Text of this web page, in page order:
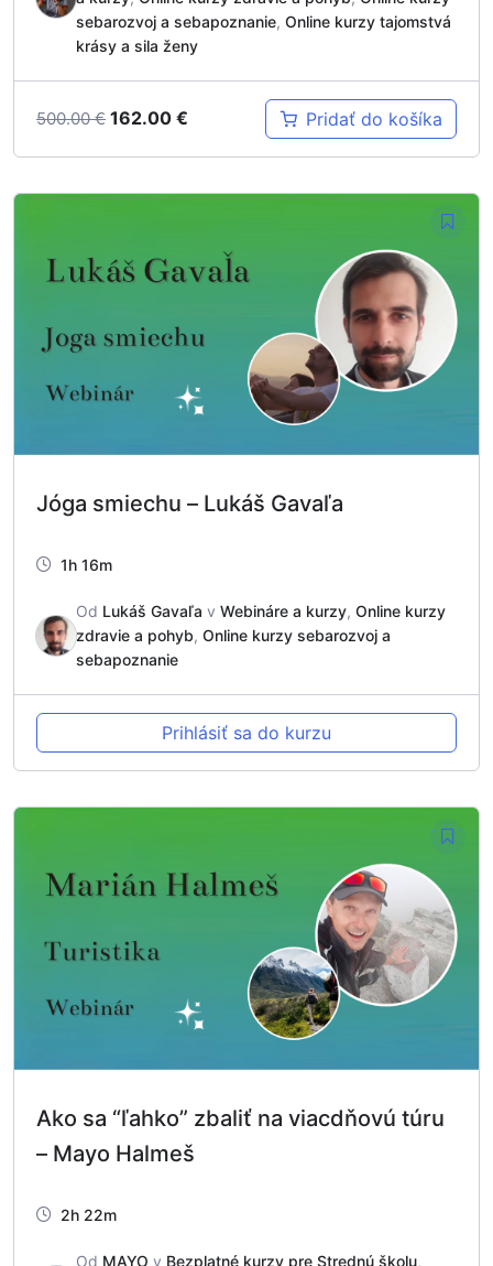
sebarozvoj a sebapoznanie, Online kurzy tajomstvá
krásy a sila ženy
500.00€ 162.00 € Pridať do košíka
Jóga smiechu – Lukáš Gavaľa
1h 16m
Od Lukáš Gavaľa v Webináre a kurzy, Online kurzy
zdravie a pohyb, Online kurzy sebarozvoj a
sebapoznanie
Prihlásiť sa do kurzu
Ako sa “ľahko” zbaliť na viacdňovú túru
– Mayo Halmeš
2h 22m
Od MAYO v Bezplatné kurzy pre Strednú školu,